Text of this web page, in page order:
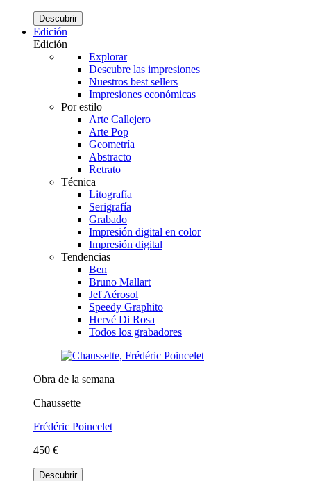
Descubrir
Edición
Edición
Explorar
Descubre las impresiones
Nuestros best sellers
Impresiones económicas
Por estilo
Arte Callejero
Arte Pop
Geometría
Abstracto
Retrato
Técnica
Litografía
Serigrafía
Grabado
Impresión digital en color
Impresión digital
Tendencias
Ben
Bruno Mallart
Jef Aérosol
Speedy Graphito
Hervé Di Rosa
Todos los grabadores
Obra de la semana
Chaussette
Frédéric Poincelet
450 €
Descubrir